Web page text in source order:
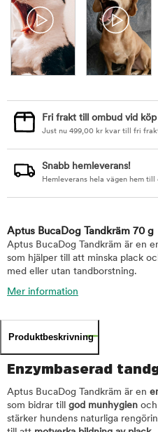
Fri frakt till ombud vid
Just nu 499,00 kr kvar till fri
Snabb hemleverans!
Hemleverans hela vägen hem till
Aptus BucaDog Tandkräm 70 g
Aptus BucaDog Tandkräm är en
som hjälper till att minska plack
med eller utan tandborstning.
Mer information
Produktbeskrivning
Enzymbaserad
Aptus BucaDog Tandkräm är en
som bidrar till god munhygien
stärker hundens naturliga